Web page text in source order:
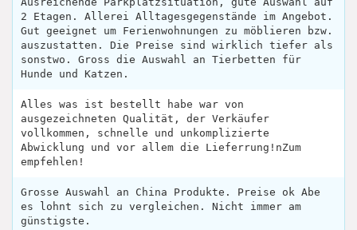
2 Etagen. Allerei Alltagesgegenstände im Angebot.
Gut geeignet um Ferienwohnungen zu möblieren bzw.
auszustatten. Die Preise sind wirklich tiefer als
sonstwo. Gross die Auswahl an Tierbetten für
Hunde und Katzen.
Alles was ist bestellt habe war von
ausgezeichneten Qualität, der Verkäufer
vollkommen, schnelle und unkomplizierte
Abwicklung und vor allem die Lieferrung!nZum
empfehlen!
Grosse Auswahl an China Produkte. Preise ok Abe
es lohnt sich zu vergleichen. Nicht immer am
günstigste.